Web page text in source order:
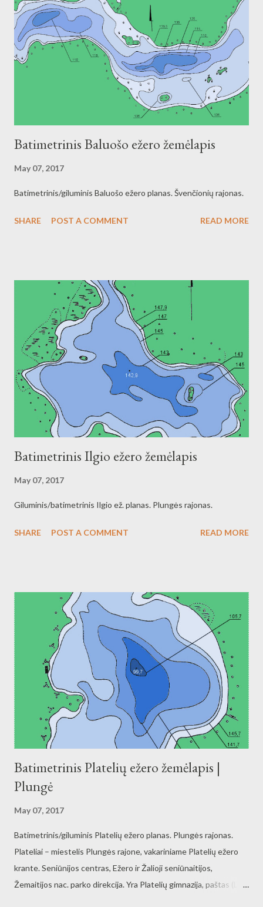
Batimetrinis Baluošo ežero žemėlapis
May 07, 2017
Batimetrinis/giluminis Baluošo ežero planas. Švenčionių rajonas.
SHARE POST A COMMENT READ MORE
Batimetrinis Ilgio ežero žemėlapis
May 07, 2017
Giluminis/batimetrinis Ilgio ež. planas. Plungės rajonas.
SHARE POST A COMMENT READ MORE
Batimetrinis Platelių ežero žemėlapis |
Plungė
May 07, 2017
Batimetrinis/giluminis Platelių ežero planas. Plungės rajonas.
Plateliai – miestelis Plungės rajone, vakariniame Platelių ežero
krante. Seniūnijos centras, Ežero ir Žalioji seniūnaitijos,
Žemaitijos nac. parko direkcija. Yra Platelių gimnazija, paštas (LT-